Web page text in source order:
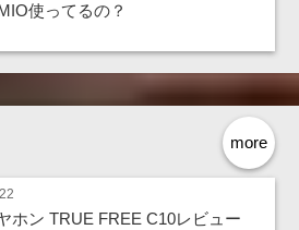
使ってるの？
more
ホン TRUE FREE C10レビュー